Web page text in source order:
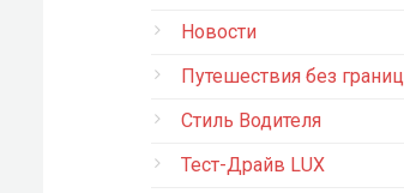
Новости
Путешествия без границ
Стиль Водителя
Тест-Драйв LUX